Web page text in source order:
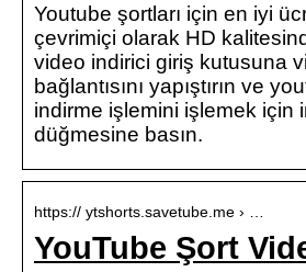
Youtube şortları için en iyi
çevrimiçi olarak HD
video indirici giriş kutusuna
bağlantısını yapıştırın ve
indirme işlemini işlemek için
düğmesine basın.
https:// ytshorts.savetube.me › …
YouTube Şort